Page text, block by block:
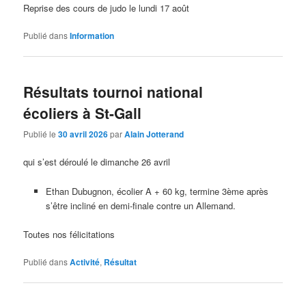
Reprise des cours de judo le lundi 17 août
Publié dansInformation
Résultats tournoi national
écoliers à St-Gall
Publié le30 avril 2026parAlain Jotterand
qui s’est déroulé le dimanche 26 avril
Ethan Dubugnon, écolier A + 60 kg, termine 3ème après
s’être incliné en demi-finale contre un Allemand.
Toutes nos félicitations
Publié dansActivité, Résultat